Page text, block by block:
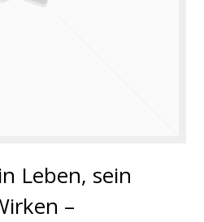
Leben, sein
–